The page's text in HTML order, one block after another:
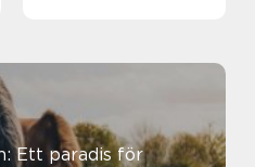
Ett paradis för